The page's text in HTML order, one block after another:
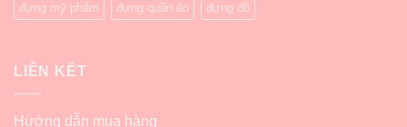
đựng mỹ phẩm đựng quần áo đựng đồ
LIÊN KẾT
Hướng dẫn mua hàng